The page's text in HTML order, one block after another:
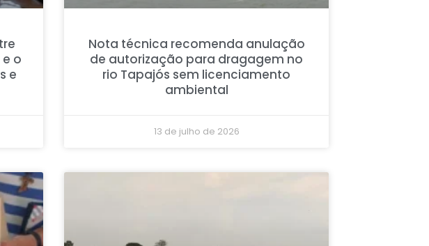
o
e
Nota técnica recomenda anulação
de autorização para dragagem no
rio Tapajós sem licenciamento
ambiental
13 de julho de 2026